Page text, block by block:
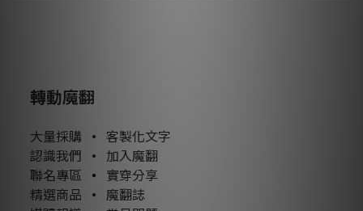
轉動魔翻
大量採購 •
客製化文字
認識我們 •
加入魔翻
聯名專區 •
實穿分享
精選商品 • 魔翻誌